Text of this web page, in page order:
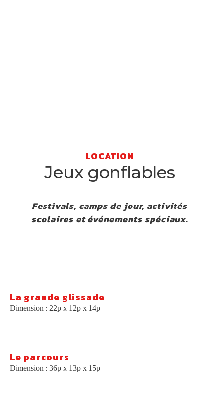
LOCATION
Jeux gonflables
Festivals, camps de jour, activités
scolaires etévénements spéciaux.
La grande glissade
Dimension : 22p x 12p x 14p
Le parcours
Dimension : 36p x 13p x 15p